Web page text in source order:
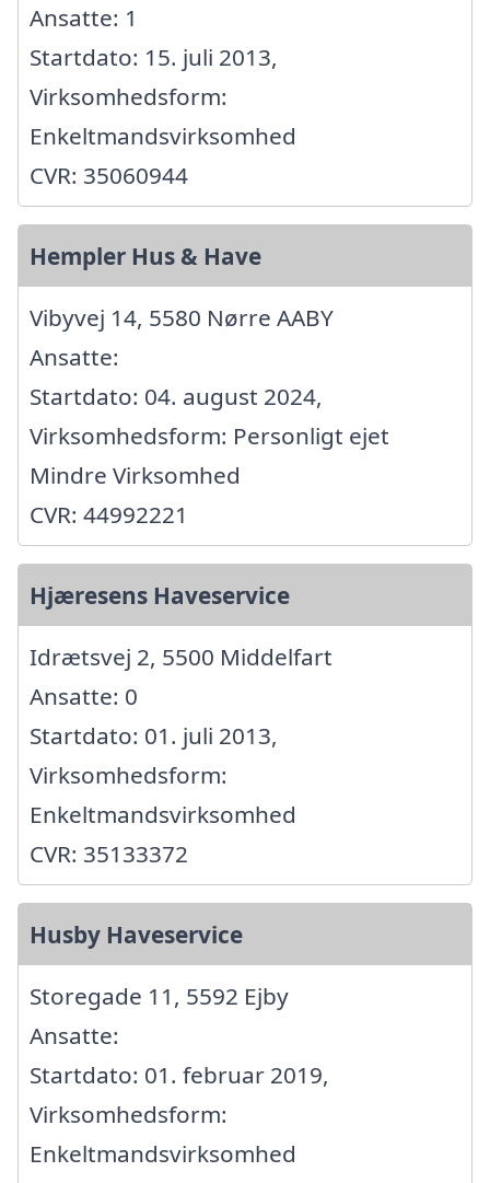
Ansatte: 1
Startdato: 15. juli 2013,
Virksomhedsform:
Enkeltmandsvirksomhed
CVR: 35060944
Hempler Hus & Have
Vibyvej 14, 5580 Nørre AABY
Ansatte:
Startdato: 04. august 2024,
Virksomhedsform: Personligt ejet
Mindre Virksomhed
CVR: 44992221
Hjæresens Haveservice
Idrætsvej 2, 5500 Middelfart
Ansatte: 0
Startdato: 01. juli 2013,
Virksomhedsform:
Enkeltmandsvirksomhed
CVR: 35133372
Husby Haveservice
Storegade 11, 5592 Ejby
Ansatte:
Startdato: 01. februar 2019,
Virksomhedsform:
Enkeltmandsvirksomhed